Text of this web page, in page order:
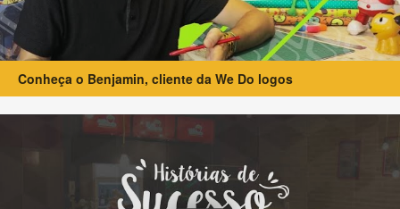
Conheça o Benjamin, cliente da We Do logos